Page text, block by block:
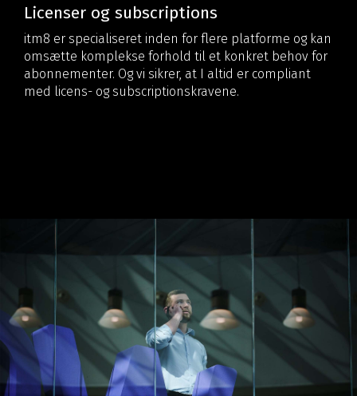
Licenser og subscriptions
itm8 er specialiseret inden for flere platforme og kan
omsætte komplekse forhold til et konkret behov for
abonnementer. Og vi sikrer, at I altid er compliant
med licens- og subscriptionskravene.